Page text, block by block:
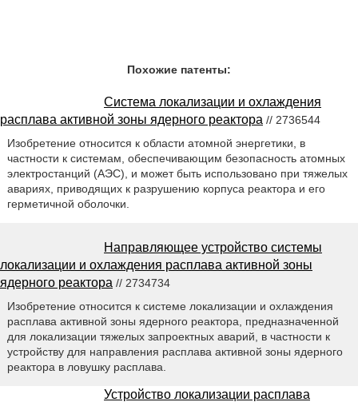
Похожие патенты:
Система локализации и охлаждения
расплава активной зоны ядерного реактора // 2736544
Изобретение относится к области атомной энергетики, в
частности к системам, обеспечивающим безопасность атомных
электростанций (АЭС), и может быть использовано при тяжелых
авариях, приводящих к разрушению корпуса реактора и его
герметичной оболочки.
Направляющее устройство системы
локализации и охлаждения расплава активной зоны
ядерного реактора // 2734734
Изобретение относится к системе локализации и охлаждения
расплава активной зоны ядерного реактора, предназначенной
для локализации тяжелых запроектных аварий, в частности к
устройству для направления расплава активной зоны ядерного
реактора в ловушку расплава.
Устройство локализации расплава